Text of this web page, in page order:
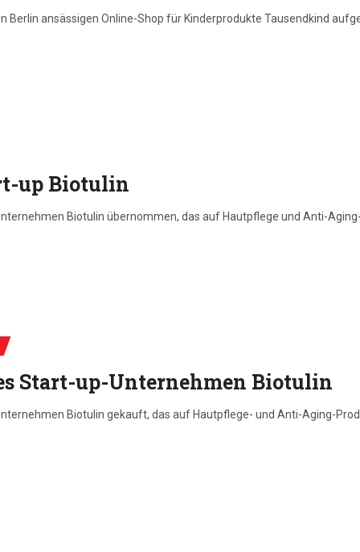
Berlin ansässigen Online-Shop für Kinderprodukte Tausendkind
up Biotulin
Biotulin übernommen, das auf Hautpflege und Anti-
Start-up-Unternehmen Biotulin
Biotulin gekauft, das auf Hautpflege- und Anti-Aging-